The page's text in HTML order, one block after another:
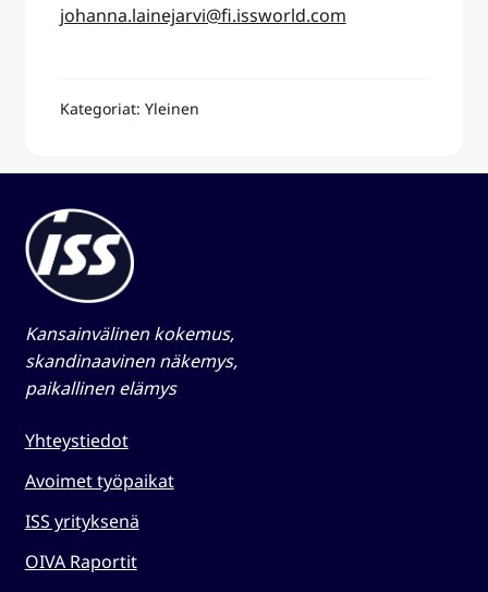
johanna.lainejarvi@fi.issworld.com
Kategoriat: Yleinen
Kansainvälinen kokemus,
skandinaavinen näkemys,
paikallinen elämys​
Yhteystiedot
Avoimet työpaikat
ISS yrityksenä
OIVA Raportit